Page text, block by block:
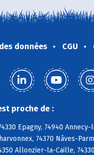
données CGU
proche de :
Epagny, 74940
74370 Nâves-
Allonzier-la-Caille,